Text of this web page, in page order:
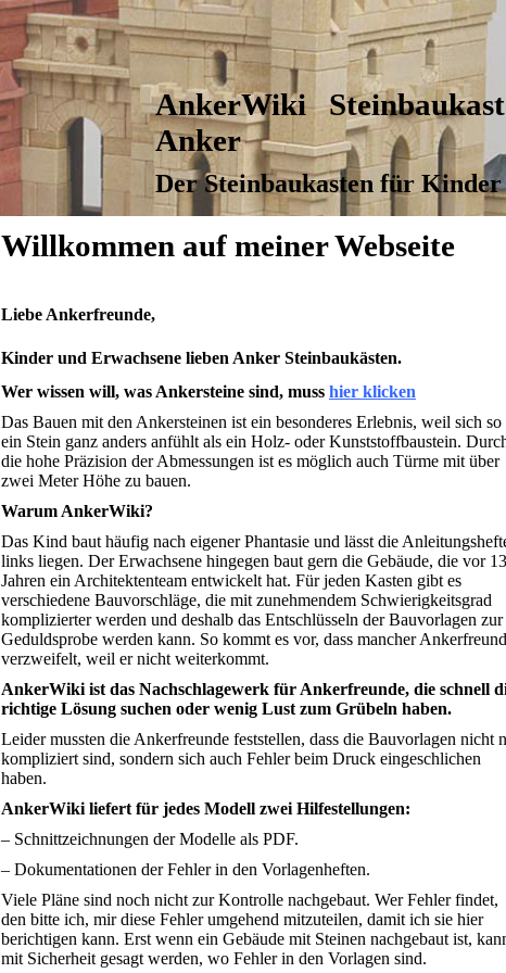
AnkerWiki
Anker
Der Steinbaukasten für Kinder
Willkommen auf meiner Webseite
Liebe Ankerfreunde,
Kinder und Erwachsene lieben Anker Steinbaukästen.
Wer wissen will, was Ankersteine sind, muss hier klicken
Das Bauen mit den Ankersteinen ist ein besonderes Erlebnis, weil sich so
ein Stein ganz anders anfühlt als ein Holz- oder Kunststoffbaustein.
die hohe Präzision der Abmessungen ist es möglich auch Türme mit über
zwei Meter Höhe zu bauen.
Warum AnkerWiki?
Das Kind baut häufig nach eigener Phantasie und lässt die
links liegen. Der Erwachsene hingegen baut gern die Gebäude, die vor
Jahren ein Architektenteam entwickelt hat. Für jeden Kasten gibt es
verschiedene Bauvorschläge, die mit zunehmendem Schwierigkeitsgrad
komplizierter werden und deshalb das Entschlüsseln der Bauvorlagen zur
Geduldsprobe werden kann. So kommt es vor, dass mancher Ankerfreund
verzweifelt, weil er nicht weiterkommt.
AnkerWiki ist das Nachschlagewerk für Ankerfreunde, die schnell
richtige Lösung suchen oder wenig Lust zum Grübeln haben.
Leider mussten die Ankerfreunde feststellen, dass die Bauvorlagen nicht
kompliziert sind, sondern sich auch Fehler beim Druck eingeschlichen
haben.
AnkerWiki liefert für jedes Modell zwei Hilfestellungen:
– Schnittzeichnungen der Modelle als PDF.
– Dokumentationen der Fehler in den Vorlagenheften.
Viele Pläne sind noch nicht zur Kontrolle nachgebaut. Wer Fehler findet,
den bitte ich, mir diese Fehler umgehend mitzuteilen, damit ich sie hier
berichtigen kann. Erst wenn ein Gebäude mit Steinen nachgebaut ist,
mit Sicherheit gesagt werden, wo Fehler in den Vorlagen sind.